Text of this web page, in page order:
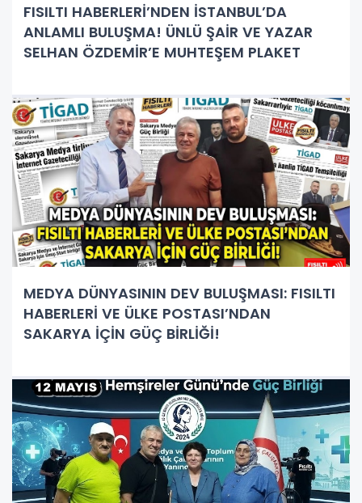
FISILTI HABERLERİ’NDEN İSTANBUL’DA
ANLAMLI BULUŞMA! ÜNLÜ ŞAİR VE YAZAR
SELHAN ÖZDEMİR’E MUHTEŞEM PLAKET
MEDYA DÜNYASININ DEV BULUŞMASI: FISILTI
HABERLERİ VE ÜLKE POSTASI’NDAN
SAKARYA İÇİN GÜÇ BİRLİĞİ!